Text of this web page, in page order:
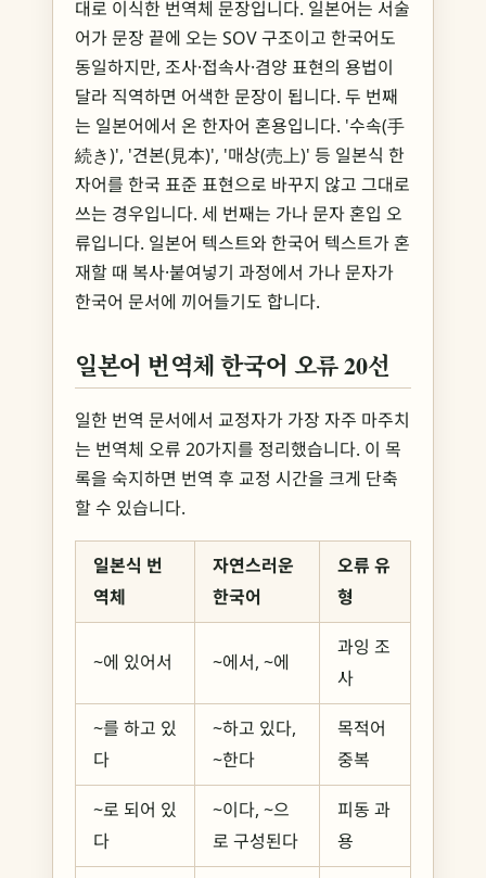
대로 이식한 번역체 문장입니다. 일본어는 서술
어가 문장 끝에 오는 SOV 구조이고 한국어도
동일하지만, 조사·접속사·겸양 표현의 용법이
달라 직역하면 어색한 문장이 됩니다. 두 번째
는 일본어에서 온 한자어 혼용입니다. '수속(手
続き)', '견본(見本)', '매상(売上)' 등 일본식 한
자어를 한국 표준 표현으로 바꾸지 않고 그대로
쓰는 경우입니다. 세 번째는 가나 문자 혼입 오
류입니다. 일본어 텍스트와 한국어 텍스트가 혼
재할 때 복사·붙여넣기 과정에서 가나 문자가
한국어 문서에 끼어들기도 합니다.
일본어 번역체 한국어 오류 20선
일한 번역 문서에서 교정자가 가장 자주 마주치
는 번역체 오류 20가지를 정리했습니다. 이 목
록을 숙지하면 번역 후 교정 시간을 크게 단축
할 수 있습니다.
일본식 번
역체
자연스러운
한국어
오류 유
형
~에 있어서 ~에서, ~에
과잉 조
사
~를 하고 있
다
~하고 있다,
~한다
목적어
중복
~로 되어 있
다
~이다, ~으
로 구성된다
피동 과
용